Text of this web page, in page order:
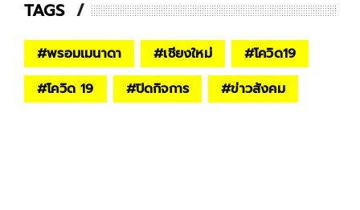
TAGS
#พรอมเมนาดา #เชียงใหม่ #โควิด19
#โควิด 19 #ปิดกิจการ #ข่าวสังคม